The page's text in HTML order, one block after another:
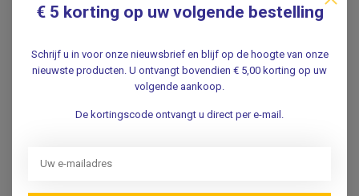
Reviews
Gerelateerde producten
€ 5 korting op uw volgende bestelling
Schrijf u in voor onze nieuwsbrief en blijf op de hoogte van onze
nieuwste producten. U ontvangt bovendien € 5,00 korting op uw
volgende aankoop.
De kortingscode ontvangt u direct per e-mail.